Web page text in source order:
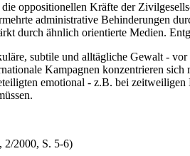
die oppositionellen Kräfte der
administrative Behinderungen
durch ähnlich orientierte Medien.
subtile und alltägliche Gewalt -
Kampagnen konzentrieren
emotional - z.B. bei
2/2000, S. 5-6)